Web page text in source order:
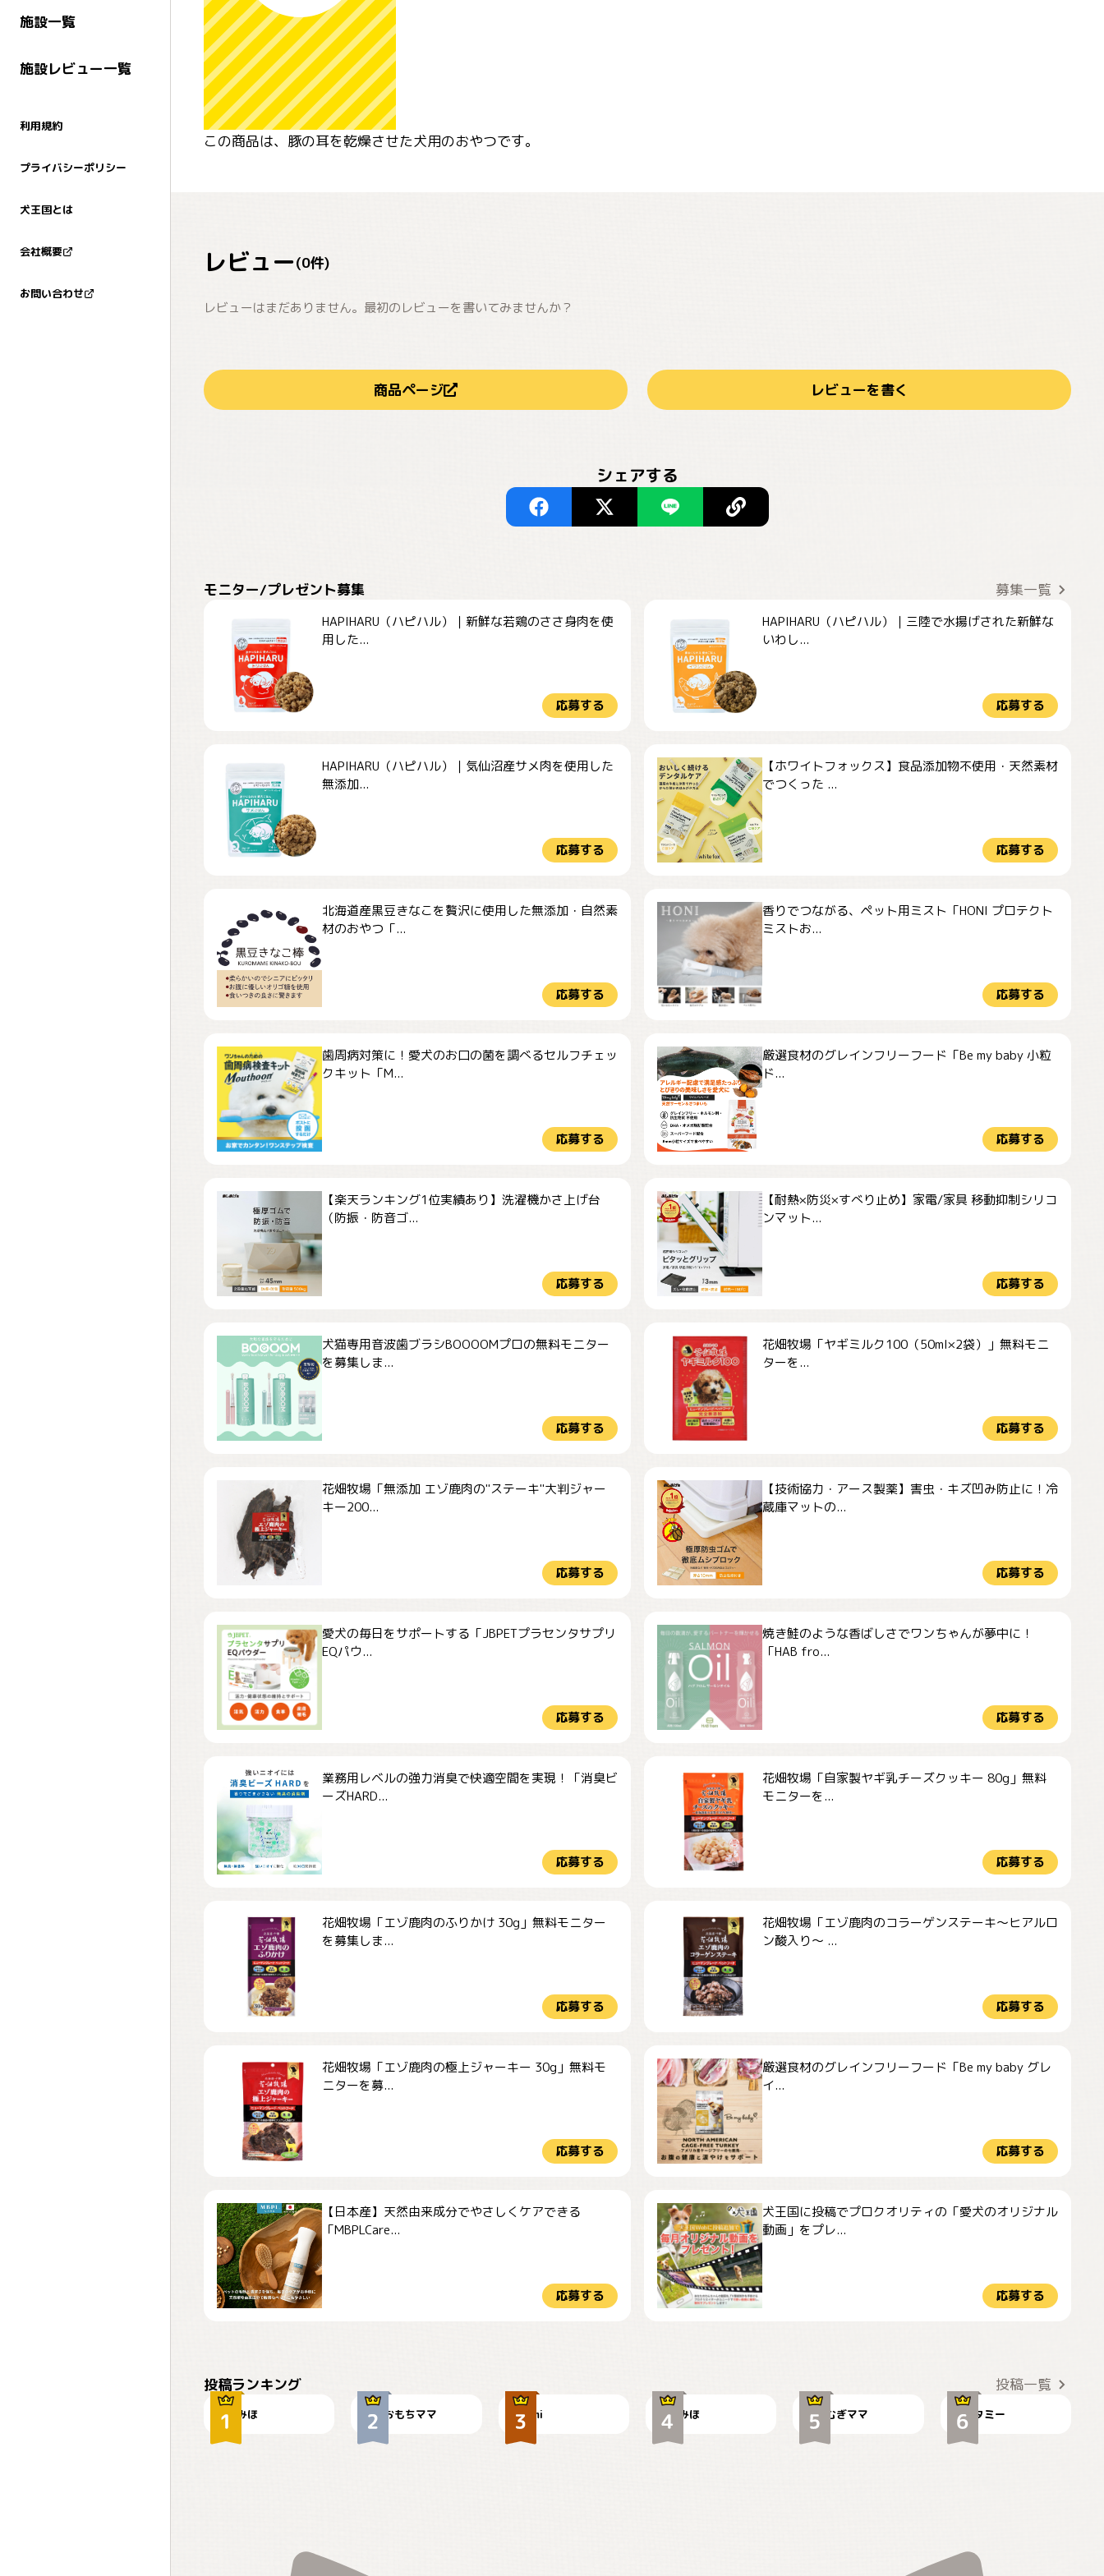
施設一覧
施設レビュー一覧
利用規約
プライバシーポリシー
犬王国とは
会社概要
お問い合わせ
この商品は、豚の耳を乾燥させた犬用のおやつです。
レビュー(0件)
レビューはまだありません。最初のレビューを書いてみませんか？
商品ページ レビューを書く
シェアする
モニター/プレゼント募集 募集一覧
HAPIHARU（ハピハル）｜新鮮な若鶏のささ身肉を使
用した...
応募する
HAPIHARU（ハピハル）｜三陸で水揚げされた新鮮な
いわし...
応募する
HAPIHARU（ハピハル）｜気仙沼産サメ肉を使用した
無添加...
応募する
【ホワイトフォックス】食品添加物不使用・天然素材
でつくった ...
応募する
北海道産黒豆きなこを贅沢に使用した無添加・自然素
材のおやつ「...
応募する
香りでつながる、ペット用ミスト「HONI プロテクト
ミストお...
応募する
歯周病対策に！愛犬のお口の菌を調べるセルフチェッ
クキット「M...
応募する
厳選食材のグレインフリーフード「Be my baby 小粒
ド...
応募する
【楽天ランキング1位実績あり】洗濯機かさ上げ台
（防振・防音ゴ...
応募する
【耐熱×防災×すべり止め】家電/家具 移動抑制シリコ
ンマット...
応募する
犬猫専用音波歯ブラシBOOOOMプロの無料モニター
を募集しま...
応募する
花畑牧場「ヤギミルク100（50ml×2袋）」無料モニ
ターを...
応募する
花畑牧場「無添加 エゾ鹿肉の"ステーキ"大判ジャー
キー200...
応募する
【技術協力・アース製薬】害虫・キズ凹み防止に！冷
蔵庫マットの...
応募する
愛犬の毎日をサポートする「JBPETプラセンタサプリ
EQパウ...
応募する
焼き鮭のような香ばしさでワンちゃんが夢中に！
「HAB fro...
応募する
業務用レベルの強力消臭で快適空間を実現！「消臭ビ
ーズHARD...
応募する
花畑牧場「自家製ヤギ乳チーズクッキー 80g」無料
モニターを...
応募する
花畑牧場「エゾ鹿肉のふりかけ 30g」無料モニター
を募集しま...
応募する
花畑牧場「エゾ鹿肉のコラーゲンステーキ～ヒアルロ
ン酸入り～ ...
応募する
花畑牧場「エゾ鹿肉の極上ジャーキー 30g」無料モ
ニターを募...
応募する
厳選食材のグレインフリーフード「Be my baby グレ
イ...
応募する
【日本産】天然由来成分でやさしくケアできる
「MBPLCare...
応募する
犬王国に投稿でプロクオリティの「愛犬のオリジナル
動画」をプレ...
応募する
投稿ランキング 投稿一覧
みほ おもちママ mi みほ むぎママ タミー